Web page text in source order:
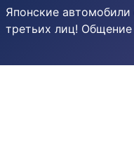
Японские автомобили
третьих лиц!